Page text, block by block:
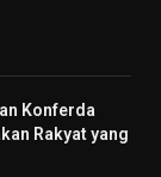
Konferda
Rakyat yang